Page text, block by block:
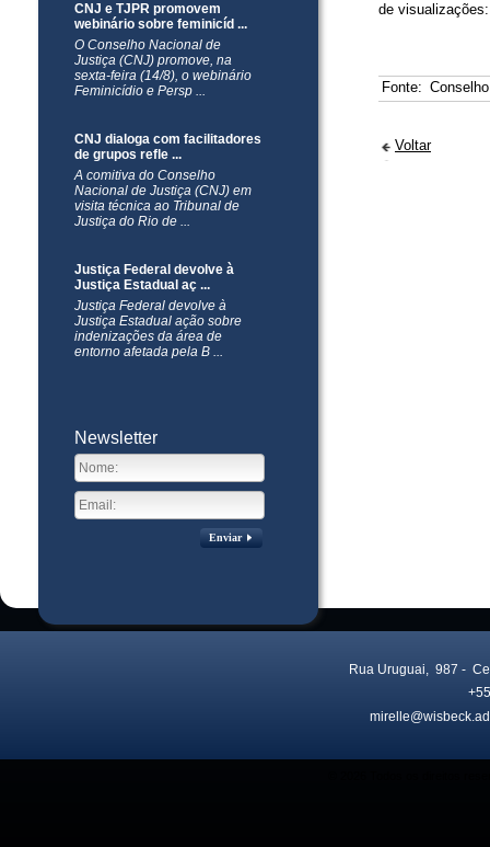
CNJ e TJPR promovem
webinário sobre feminicíd ...
O Conselho Nacional de
Justiça (CNJ) promove, na
sexta-feira (14/8), o webinário
Feminicídio e Persp ...
CNJ dialoga com facilitadores
de grupos refle ...
A comitiva do Conselho
Nacional de Justiça (CNJ) em
visita técnica ao Tribunal de
Justiça do Rio de ...
Justiça Federal devolve à
Justiça Estadual aç ...
Justiça Federal devolve à
Justiça Estadual ação sobre
indenizações da área de
entorno afetada pela B ...
Newsletter
Enviar
de
Fonte:
Voltar
Rua Uruguai, 987 -